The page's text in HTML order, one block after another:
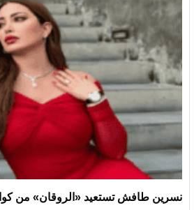
نسرين طافش تستعيد «الروقان» من